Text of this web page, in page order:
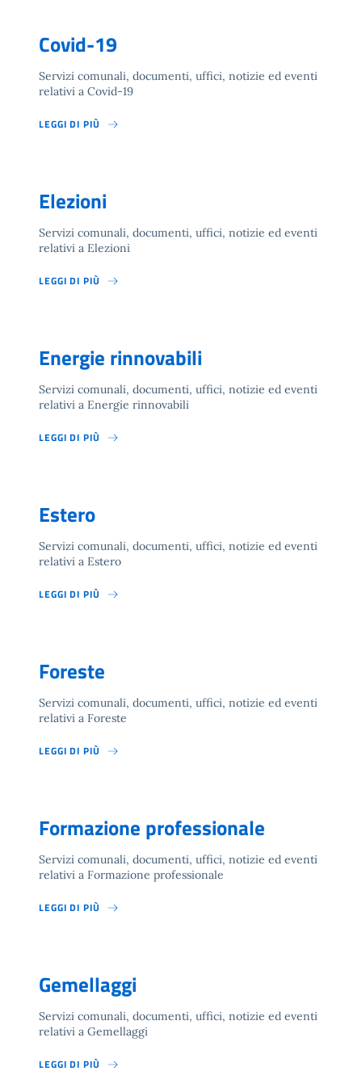
Covid-19
Servizi comunali, documenti, uffici, notizie ed eventi
relativi a Covid-19
LEGGI DI PIÙ
Elezioni
Servizi comunali, documenti, uffici, notizie ed eventi
relativi a Elezioni
LEGGI DI PIÙ
Energie rinnovabili
Servizi comunali, documenti, uffici, notizie ed eventi
relativi a Energie rinnovabili
LEGGI DI PIÙ
Estero
Servizi comunali, documenti, uffici, notizie ed eventi
relativi a Estero
LEGGI DI PIÙ
Foreste
Servizi comunali, documenti, uffici, notizie ed eventi
relativi a Foreste
LEGGI DI PIÙ
Formazione professionale
Servizi comunali, documenti, uffici, notizie ed eventi
relativi a Formazione professionale
LEGGI DI PIÙ
Gemellaggi
Servizi comunali, documenti, uffici, notizie ed eventi
relativi a Gemellaggi
LEGGI DI PIÙ